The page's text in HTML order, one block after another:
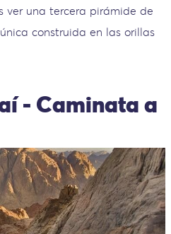
ver una tercera pirámide de
construida en las orillas
- Caminata a